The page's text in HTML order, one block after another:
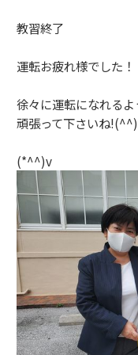
教習終了
運転お疲れ様でした！
徐々に運転になれるよ
頑張って下さいね
(*^^)v